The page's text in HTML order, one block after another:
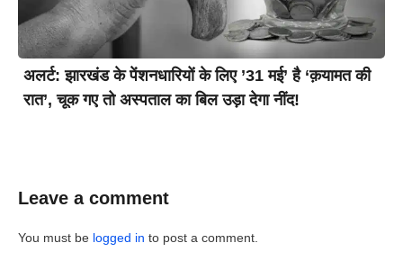
अलर्ट: झारखंड के पेंशनधारियों के लिए ’31 मई’ है ‘क़यामत की
रात’, चूक गए तो अस्पताल का बिल उड़ा देगा नींद!
Leave a comment
You must be logged in to post a comment.